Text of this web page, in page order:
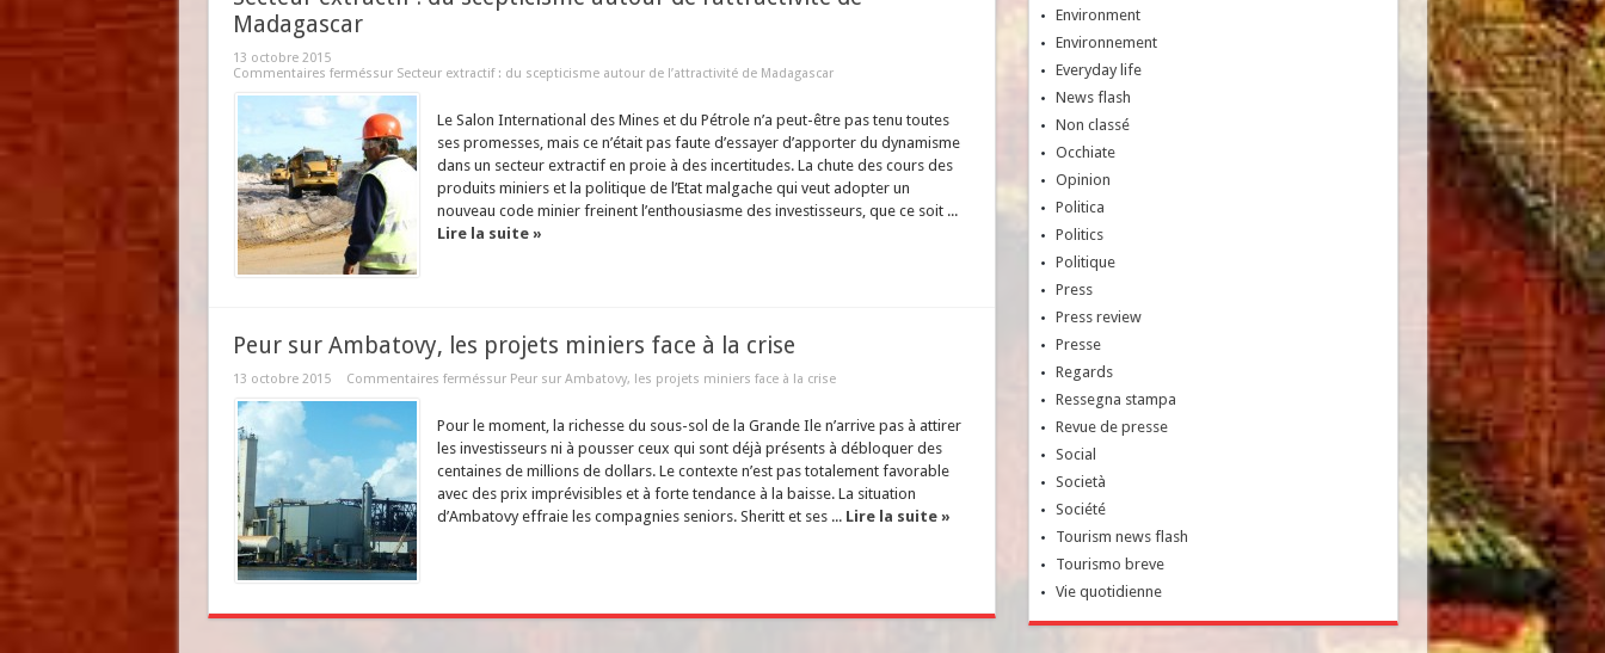
Madagascar
13 octobre 2015
Commentaires ferméssur Secteur extractif : du scepticisme autour de l’attractivité de Madagascar
Le Salon International des Mines et du Pétrole n’a peut-être pas tenu toutes
ses promesses, mais ce n’était pas faute d’essayer d’apporter du dynamisme
dans un secteur extractif en proie à des incertitudes. La chute des cours des
produits miniers et la politique de l’Etat malgache qui veut adopter un
nouveau code minier freinent l’enthousiasme des investisseurs, que ce soit ...
Lire la suite »
Peur sur Ambatovy, les projets miniers face à la crise
13 octobre 2015 Commentaires ferméssur Peur sur Ambatovy, les projets miniers face à la crise
Pour le moment, la richesse du sous-sol de la Grande Ile n’arrive pas à attirer
les investisseurs ni à pousser ceux qui sont déjà présents à débloquer des
centaines de millions de dollars. Le contexte n’est pas totalement favorable
avec des prix imprévisibles et à forte tendance à la baisse. La situation
d’Ambatovy effraie les compagnies seniors. Sheritt et ses ... Lire la suite »
Environment
Environnement
Everyday life
News flash
Non classé
Occhiate
Opinion
Politica
Politics
Politique
Press
Press review
Presse
Regards
Ressegna stampa
Revue de presse
Social
Società
Société
Tourism news flash
Tourismo breve
Vie quotidienne